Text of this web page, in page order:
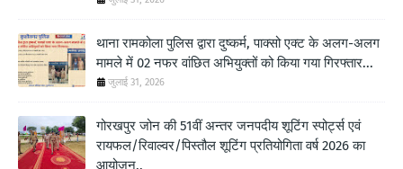
थाना रामकोला पुलिस द्वारा दुष्कर्म, पाक्सो एक्ट के अलग-अलग
मामले में 02 नफर वांछित अभियुक्तों को किया गया गिरफ्तार...
जुलाई 31, 2026
गोरखपुर जोन की 51वीं अन्तर जनपदीय शूटिंग स्पोर्ट्स एवं
रायफल/रिवाल्वर/पिस्तौल शूटिंग प्रतियोगिता वर्ष 2026 का
आयोजन..